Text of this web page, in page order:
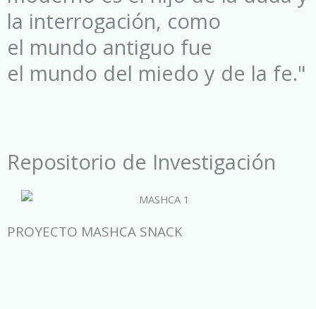
la interrogación, como
el mundo antiguo fue
el mundo del miedo y de la fe."
Repositorio de Investigación
PROYECTO MASHCA SNACK